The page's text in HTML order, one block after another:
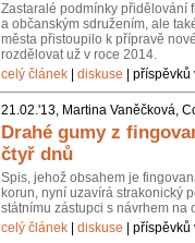
Zastaralé podmínky přidělování
a občanským sdružením, ale
města přistoupilo k přípravě
rozdělovat už v roce 2014.
celý článek
diskuse |
21.02.'13, Martina Vaněčková,
Drahé gumy z
čtyř dnů
Spis, jehož obsahem je
korun, nyní uzavírá strakonický
státnímu zástupci s návrhem na
celý článek
diskuse |